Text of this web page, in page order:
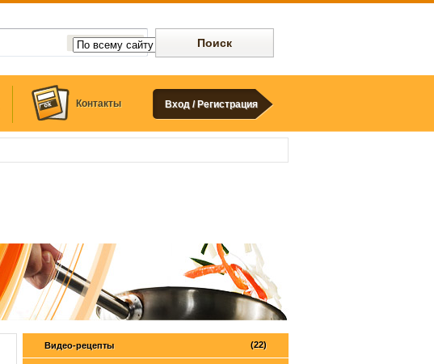
Контакты Вход / Регистрация
(22)
Видео-рецепты